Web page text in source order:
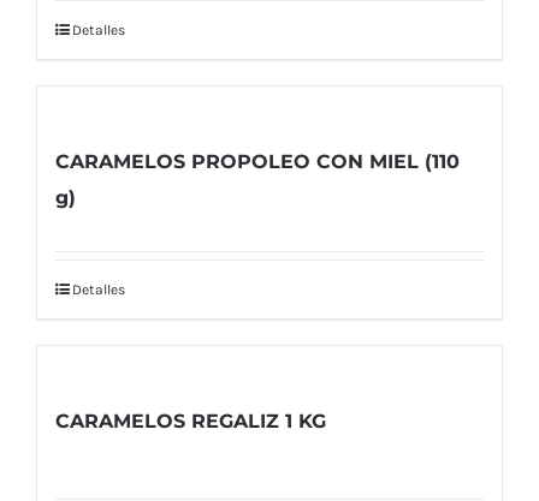
Detalles
CARAMELOS PROPOLEO CON MIEL (110
g)
Detalles
CARAMELOS REGALIZ 1 KG